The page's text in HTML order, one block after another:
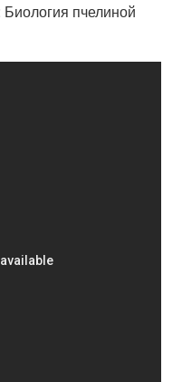
пчелиной